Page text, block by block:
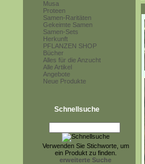
Musa
Proteen
Samen-Raritäten
Gekeimte Samen
Samen-Sets
Herkunft
PFLANZEN SHOP
Bücher
Alles für die Anzucht
Alle Artikel
Angebote
Neue Produkte
Schnellsuche
Verwenden Sie Stichworte, um
ein Produkt zu finden.
erweiterte Suche